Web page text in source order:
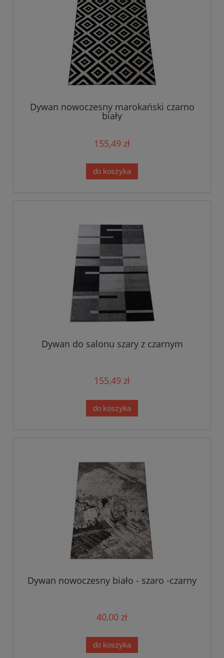
Dywan nowoczesny marokański czarno
biały
155,49 zł
do koszyka
Dywan do salonu szary z czarnym
155,49 zł
do koszyka
Dywan nowoczesny biało - szaro -czarny
40,00 zł
do koszyka